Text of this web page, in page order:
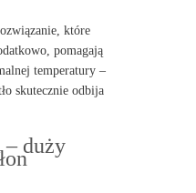
które
pomagają
temperatury –
skutecznie odbija
duży